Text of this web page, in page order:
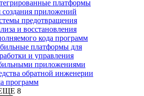
платформы
создания приложений
предотвращения
и восстановления
кода программ
платформы для
и управления
приложениями
обратной инженерии
программ
8